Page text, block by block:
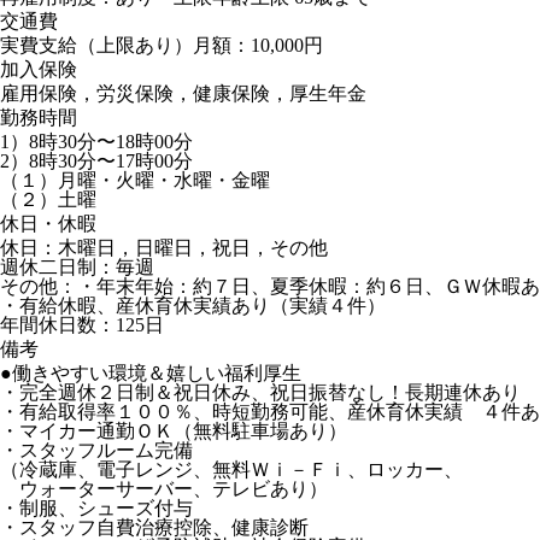
交通費
実費支給（上限あり）月額：10,000円
加入保険
雇用保険，労災保険，健康保険，厚生年金
勤務時間
1）8時30分〜18時00分
2）8時30分〜17時00分
（１）月曜・火曜・水曜・金曜
（２）土曜
休日・休暇
休日：木曜日，日曜日，祝日，その他
週休二日制：毎週
その他：・年末年始：約７日、夏季休暇：約６日、ＧＷ休暇
・有給休暇、産休育休実績あり（実績４件）
年間休日数：125日
備考
●働きやすい環境＆嬉しい福利厚生
・完全週休２日制＆祝日休み、祝日振替なし！長期連休あり
・有給取得率１００％、時短勤務可能、産休育休実績 ４件
・マイカー通勤ＯＫ（無料駐車場あり）
・スタッフルーム完備
（冷蔵庫、電子レンジ、無料Ｗｉ－Ｆｉ、ロッカー、
ウォーターサーバー、テレビあり）
・制服、シューズ付与
・スタッフ自費治療控除、健康診断